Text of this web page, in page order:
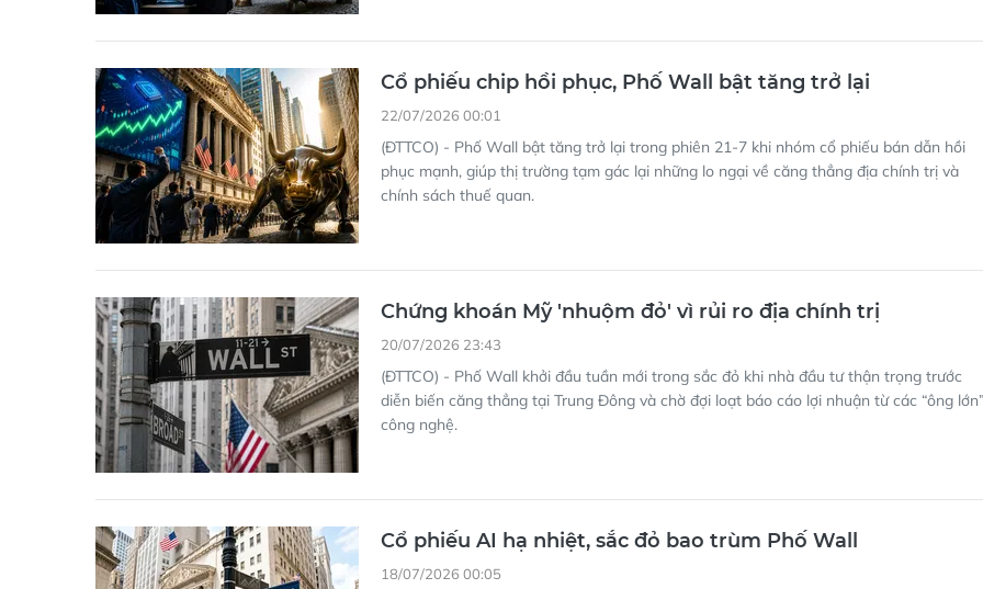
Cổ phiếu chip hồi phục, Phố Wall bật tăng trở lại
22/07/2026 00:01
(ĐTTCO) - Phố Wall bật tăng trở lại trong phiên 21-7 khi nhóm cổ phiếu bán dẫn hồi
phục mạnh, giúp thị trường tạm gác lại những lo ngại về căng thẳng địa chính trị và
chính sách thuế quan.
Chứng khoán Mỹ 'nhuộm đỏ' vì rủi ro địa chính trị
20/07/2026 23:43
(ĐTTCO) - Phố Wall khởi đầu tuần mới trong sắc đỏ khi nhà đầu tư thận trọng trước
diễn biến căng thẳng tại Trung Đông và chờ đợi loạt báo cáo lợi nhuận từ các “ông
công nghệ.
Cổ phiếu AI hạ nhiệt, sắc đỏ bao trùm Phố Wall
18/07/2026 00:05